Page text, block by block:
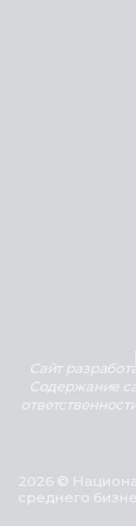
Сайт
Содержание
2026 ©
среднего